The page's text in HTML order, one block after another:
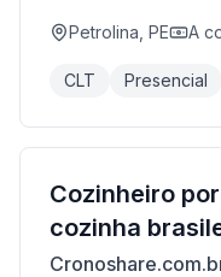
Petrolina, PE A
CLT Presencial
Cozinheiro
cozinha